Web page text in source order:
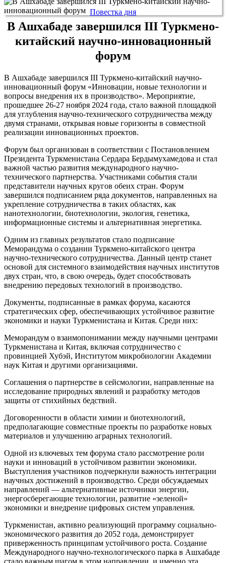
Повестка дня
В Ашхабаде завершился III Туркмено-
китайский научно-инновационный
форум
В Ашхабаде завершился III Туркмено-китайский научно-
инновационный форум «Инновации, новые технологии и
вопросы внедрения их в производство». Мероприятие,
прошедшее 26-27 ноября 2024 года, стало важной площадкой
для углубления научно-технического сотрудничества между
двумя странами, открывая новые горизонты в совместной
реализации инновационных проектов.
Форум был организован в соответствии с Постановлением
Президента Туркменистана Сердара Бердымухамедова и стал
важной частью развития международного научно-
технического партнерства. Участниками события стали
представители научных кругов обеих стран. Форум
завершился подписанием ряда документов, направленных на
укрепление сотрудничества в таких областях, как
нанотехнологии, биотехнологии, экология, генетика,
информационные системы и альтернативная энергетика.
Одним из главных результатов стало подписание
Меморандума о создании Туркмено-китайского центра
научно-технического сотрудничества. Данный центр станет
основой для системного взаимодействия научных институтов
двух стран, что, в свою очередь, будет способствовать
внедрению передовых технологий в производство.
Документы, подписанные в рамках форума, касаются
стратегических сфер, обеспечивающих устойчивое развитие
экономики и науки Туркменистана и Китая. Среди них:
Меморандум о взаимопонимании между научными центрами
Туркменистана и Китая, включая сотрудничество с
провинцией Хубэй, Институтом микробиологии Академии
наук Китая и другими организациями.
Соглашения о партнерстве в сейсмологии, направленные на
исследование природных явлений и разработку методов
защиты от стихийных бедствий.
Договоренности в области химии и биотехнологий,
предполагающие совместные проекты по разработке новых
материалов и улучшению аграрных технологий.
Одной из ключевых тем форума стало рассмотрение роли
науки и инноваций в устойчивом развитии экономики.
Выступления участников подчеркнули важность интеграции
научных достижений в производство. Среди обсуждаемых
направлений — альтернативные источники энергии,
энергосберегающие технологии, развитие «зеленой»
экономики и внедрение цифровых систем управления.
Туркменистан, активно реализующий программу социально-
экономического развития до 2052 года, демонстрирует
приверженность принципам устойчивого роста. Создание
Международного научно-технологического парка в Ашхабаде
стало важным шагом в этом направлении, и именно эта